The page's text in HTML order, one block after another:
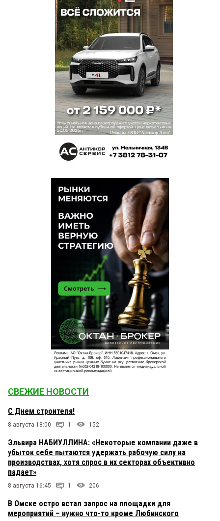
СВЕЖИЕ НОВОСТИ
С Днем строителя!
8 августа 18:00 1 152
Эльвира НАБИУЛЛИНА: «Некоторые компании даже в
убыток себе пытаются удержать рабочую силу на
производствах, хотя спрос в их секторах объективно
падает»
8 августа 16:45 1 206
В Омске остро встал запрос на площадки для
мероприятий – нужно что-то кроме Любинского